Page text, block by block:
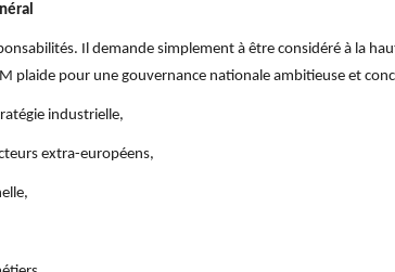
Il demande simplement à être considéré à la
plaide pour une gouvernance nationale ambitieuse et
industrielle,
extra-européens,